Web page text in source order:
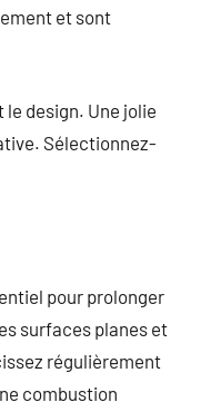
et sont
design. Une jolie
Sélectionnez-
pour prolonger
surfaces planes et
régulièrement
combustion